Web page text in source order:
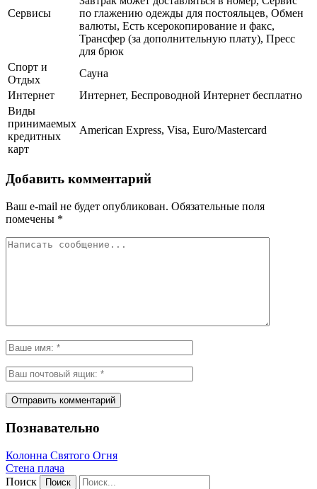
Сервисы
по глажению одежды для постояльцев, Обмен
валюты, Есть ксерокопирование и факс,
Трансфер (за дополнительную плату), Пресс
для брюк
Спорт и
Отдых
Сауна
Интернет
Интернет, Беспроводной Интернет бесплатно
Виды
принимаемых
кредитных
карт
American Express, Visa, Euro/Mastercard
Добавить комментарий
Ваш e-mail не будет опубликован. Обязательные поля
помечены *
Познавательно
Колонна Святого Огня
Стена плача
Поиск